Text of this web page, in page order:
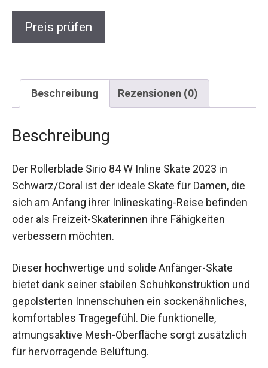
Preis prüfen
Rezensionen (0)
Beschreibung
sich am Anfang ihrer Inlineskating-Reise
befinden oder als Freizeit-Skaterinnen ihre
bietet dank seiner stabilen Schuhkonstruktion
sockenähnliches, komfortables Tragegefühl. Die
funktionelle, atmungsaktive Mesh-Oberfläche
sorgt zusätzlich für hervorragende Belüftung.